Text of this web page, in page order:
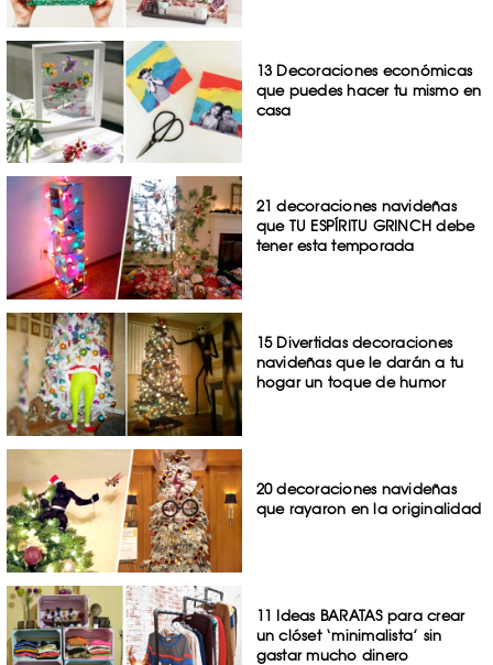
13 Decoraciones económicas
que puedes hacer tu mismo en
casa
21 decoraciones navideñas
que TU ESPÍRITU GRINCH debe
tener esta temporada
15 Divertidas decoraciones
navideñas que le darán a tu
hogar un toque de humor
20 decoraciones navideñas
que rayaron en la originalidad
11 Ideas BARATAS para crear
un clóset ‘minimalista’ sin
gastar mucho dinero